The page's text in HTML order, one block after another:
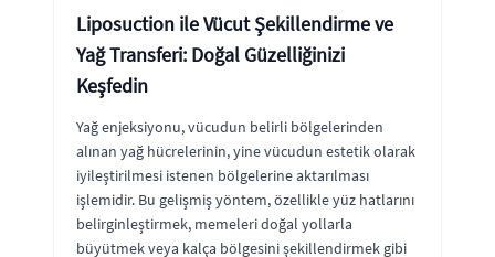
Liposuction ile Vücut Şekillendirme ve
Yağ Transferi: Doğal Güzelliğinizi
Keşfedin
Yağ enjeksiyonu, vücudun belirli bölgelerinden
alınan yağ hücrelerinin, yine vücudun estetik olarak
iyileştirilmesi istenen bölgelerine aktarılması
işlemidir. Bu gelişmiş yöntem, özellikle yüz hatlarını
belirginleştirmek, memeleri doğal yollarla
büyütmek veya kalça bölgesini şekillendirmek gibi